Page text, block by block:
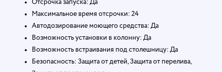
Отсрочка запуска: Да
Максимальное время отсрочки: 24
Автодозирование моющего средства: Да
Возможность установки в колонну: Да
Возможность встраивания под столешницу: Да
Безопасность: Защита от детей, Защита от перелива,